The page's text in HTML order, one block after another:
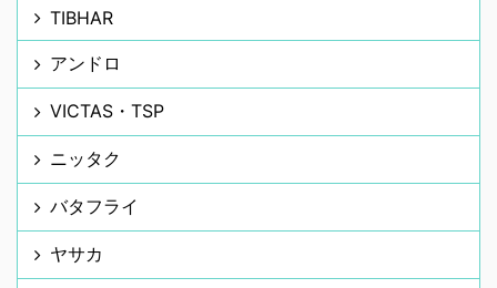
TIBHAR
アンドロ
VICTAS・TSP
ニッタク
バタフライ
ヤサカ